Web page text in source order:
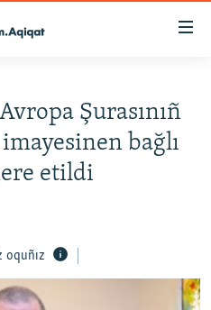
Şurasınıñ
bağlı
etildi
oquñız